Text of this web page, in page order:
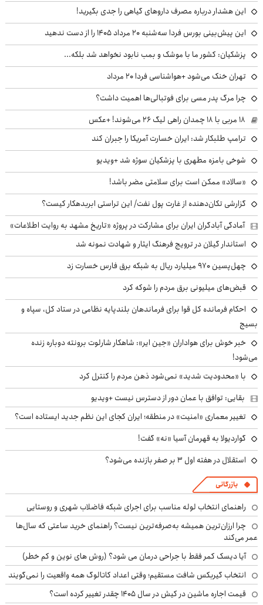
این هشدار درباره مصرف داروهای گیاهی را جدی بگیرید!
این پیش‌بینی بورس فردا سه‌شنبه ۲۰ مرداد ۱۴۰۵ را از دست ندهید
پزشکیان: کشور ما با موشک و بمب نابود نخواهد شد بلکه...
تهران خنک می‌شود +هواشناسی فردا ۲۰ مرداد
چرا مرگ پدر مسی برای فوتبالی‌ها اهمیت داشت؟
۱۸ مربی با ۱۸ چمدان راهی لیگ ۲۶ می‌شوند! +عکس
ترامپ طلبکار شد: ایران خسارت آمریکا را جبران کند
شوخی بامزه مطهری با پزشکیان سوژه شد +ویدیو
«سالاد» ممکن است برای سلامتی مضر باشد!
گزارشی تکان‌دهنده از غارت پول نفت/ این تراستی ابربدهکار کیست؟
آمادگی آبادگران ایران برای مشارکت در پروژه «تاریخ مشهد به روایت اطلاعات»
استاندار گیلان در ترویج فرهنگ ایثار و شهادت نمونه شد
چهل‌پسین ۹۷۰ میلیارد ریال به شبکه برق فارس خسارت زد
قبض‌های میلیونی برق مردم را شوکه کرد
احکام فرمانده کل قوا برای فرماندهان بلندپایه نظامی در ستاد کل، سپاه و
بسیج
خبر خوش برای هواداران «جین ایر»: شاهکار شارلوت برونته دوباره زنده
می‌شود!
با «محدودیت شدید» نمی‌شود ذهن مردم را کنترل کرد
بقایی: توافق با عمان دور از دسترس نیست +ویدیو
تغییر معماری «امنیت» در منطقه؛ ایران کجای این نظم جدید ایستاده است؟
گواردیولا به قهرمان آسیا «نه» گفت!
استقلال در هفته اول ۳ بر صفر بازنده می‌شود؟
بازرگانی
راهنمای انتخاب لوله مناسب برای اجرای شبکه فاضلاب شهری و روستایی
چرا ارزان‌ترین همیشه به‌صرفه‌ترین نیست؟ راهنمای خرید ساعتی که سال‌ها
عمر می‌کند
آیا دیسک کمر فقط با جراحی درمان می شود؟ (روش های نوین و کم خطر)
انتخاب گیربکس شافت مستقیم؛ وقتی اعداد کاتالوگ همه واقعیت را نمی‌گویند
قیمت اجاره ماشین در کیش در سال ۱۴۰۵ چقدر تغییر کرده است؟